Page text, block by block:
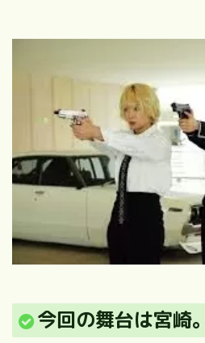
今回の舞台は宮崎。